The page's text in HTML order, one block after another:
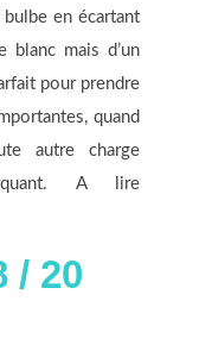
en écartant
blanc mais d’un
pour prendre
quand
autre charge
A lire
/ 20